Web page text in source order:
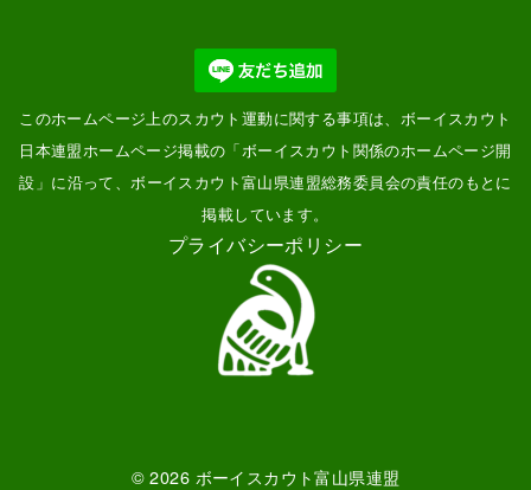
このホームページ上のスカウト運動に関する事項は、ボーイスカウト
日本連盟ホームページ掲載の「ボーイスカウト関係のホームページ開
設 」に沿って、ボーイスカウト富山県連盟総務委員会の責任のもとに
掲載しています。
プライバシーポリシー
© 2026 ボーイスカウト富山県連盟